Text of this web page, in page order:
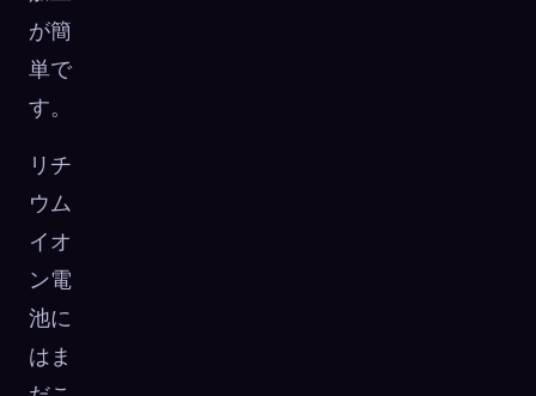
が簡
単で
す。
リチ
ウム
イオ
ン電
池に
はま